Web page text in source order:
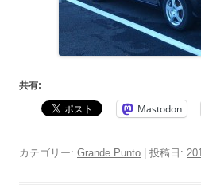
共有:
Mastodon
カテゴリー: Grande Punto | 投稿日: